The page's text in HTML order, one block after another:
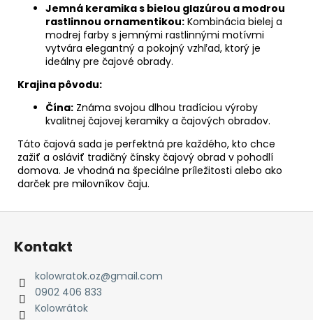
Jemná keramika s bielou glazúrou a modrou
rastlinnou ornamentikou: Kombinácia bielej a
modrej farby s jemnými rastlinnými motívmi
vytvára elegantný a pokojný vzhľad, ktorý je
ideálny pre čajové obrady.
Krajina pôvodu:
Čína: Známa svojou dlhou tradíciou výroby
kvalitnej čajovej keramiky a čajových obradov.
Táto čajová sada je perfektná pre každého, kto chce
zažiť a osláviť tradičný čínsky čajový obrad v pohodlí
domova. Je vhodná na špeciálne príležitosti alebo ako
darček pre milovníkov čaju.
Z
Kontakt
kolowratok.oz@gmail.com
0902 406 833
Kolowrátok